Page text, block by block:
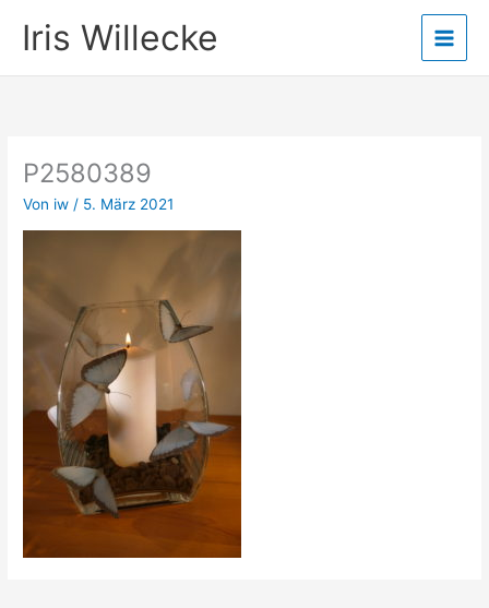
InhaltIris Willecke
P2580389
Von iw / 5. März 2021